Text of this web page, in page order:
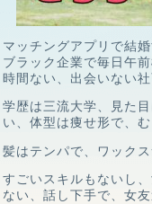
マッチングアプリで結婚
ブラック企業で毎日午前
時間ない、 出会いない
学歴は三流大学、
見た
い、 体型は痩せ形で、
髪はテンパで、ワック
すごいスキルもないし、
ない、 話し下手で、女